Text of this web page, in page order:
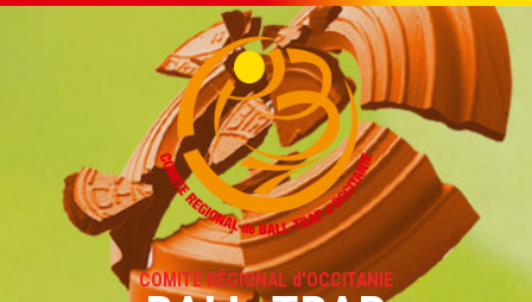
COMITÉ RÉGIONAL d'OCCITANIE